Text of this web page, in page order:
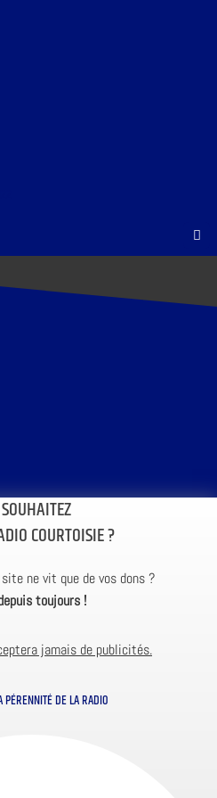
COURTOISIE ?
ne vit que de vos dons ?
toujours !
jamais de publicités.
DE LA RADIO